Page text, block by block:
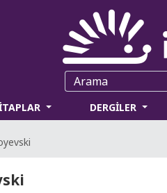
DERGİLER